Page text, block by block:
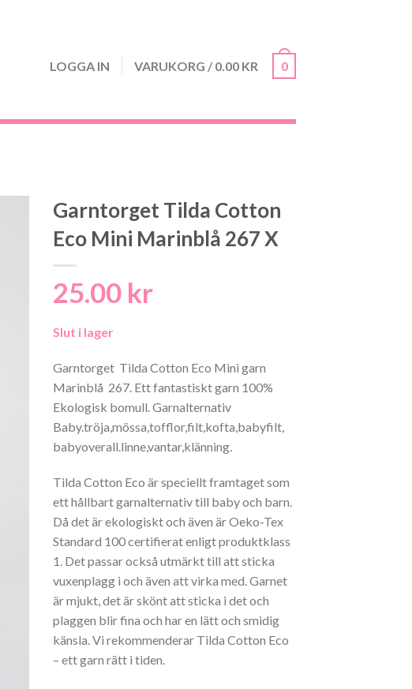
LOGGA IN VARUKORG / 0.00 KR 0
Garntorget Tilda Cotton
Eco Mini Marinblå 267 X
25.00 kr
Slut i lager
Garntorget Tilda Cotton Eco Mini garn
Marinblå 267. Ett fantastiskt garn 100%
Ekologisk bomull. Garnalternativ
Baby.tröja,mössa,tofflor,filt,kofta,babyfilt,
babyoverall.linne,vantar,klänning.
Tilda Cotton Eco är speciellt framtaget som
ett hållbart garnalternativ till baby och barn.
Då det är ekologiskt och även är Oeko-Tex
Standard 100 certifierat enligt produktklass
1. Det passar också utmärkt till att sticka
vuxenplagg i och även att virka med. Garnet
är mjukt, det är skönt att sticka i det och
plaggen blir fina och har en lätt och smidig
känsla. Vi rekommenderar Tilda Cotton Eco
– ett garn rätt i tiden.